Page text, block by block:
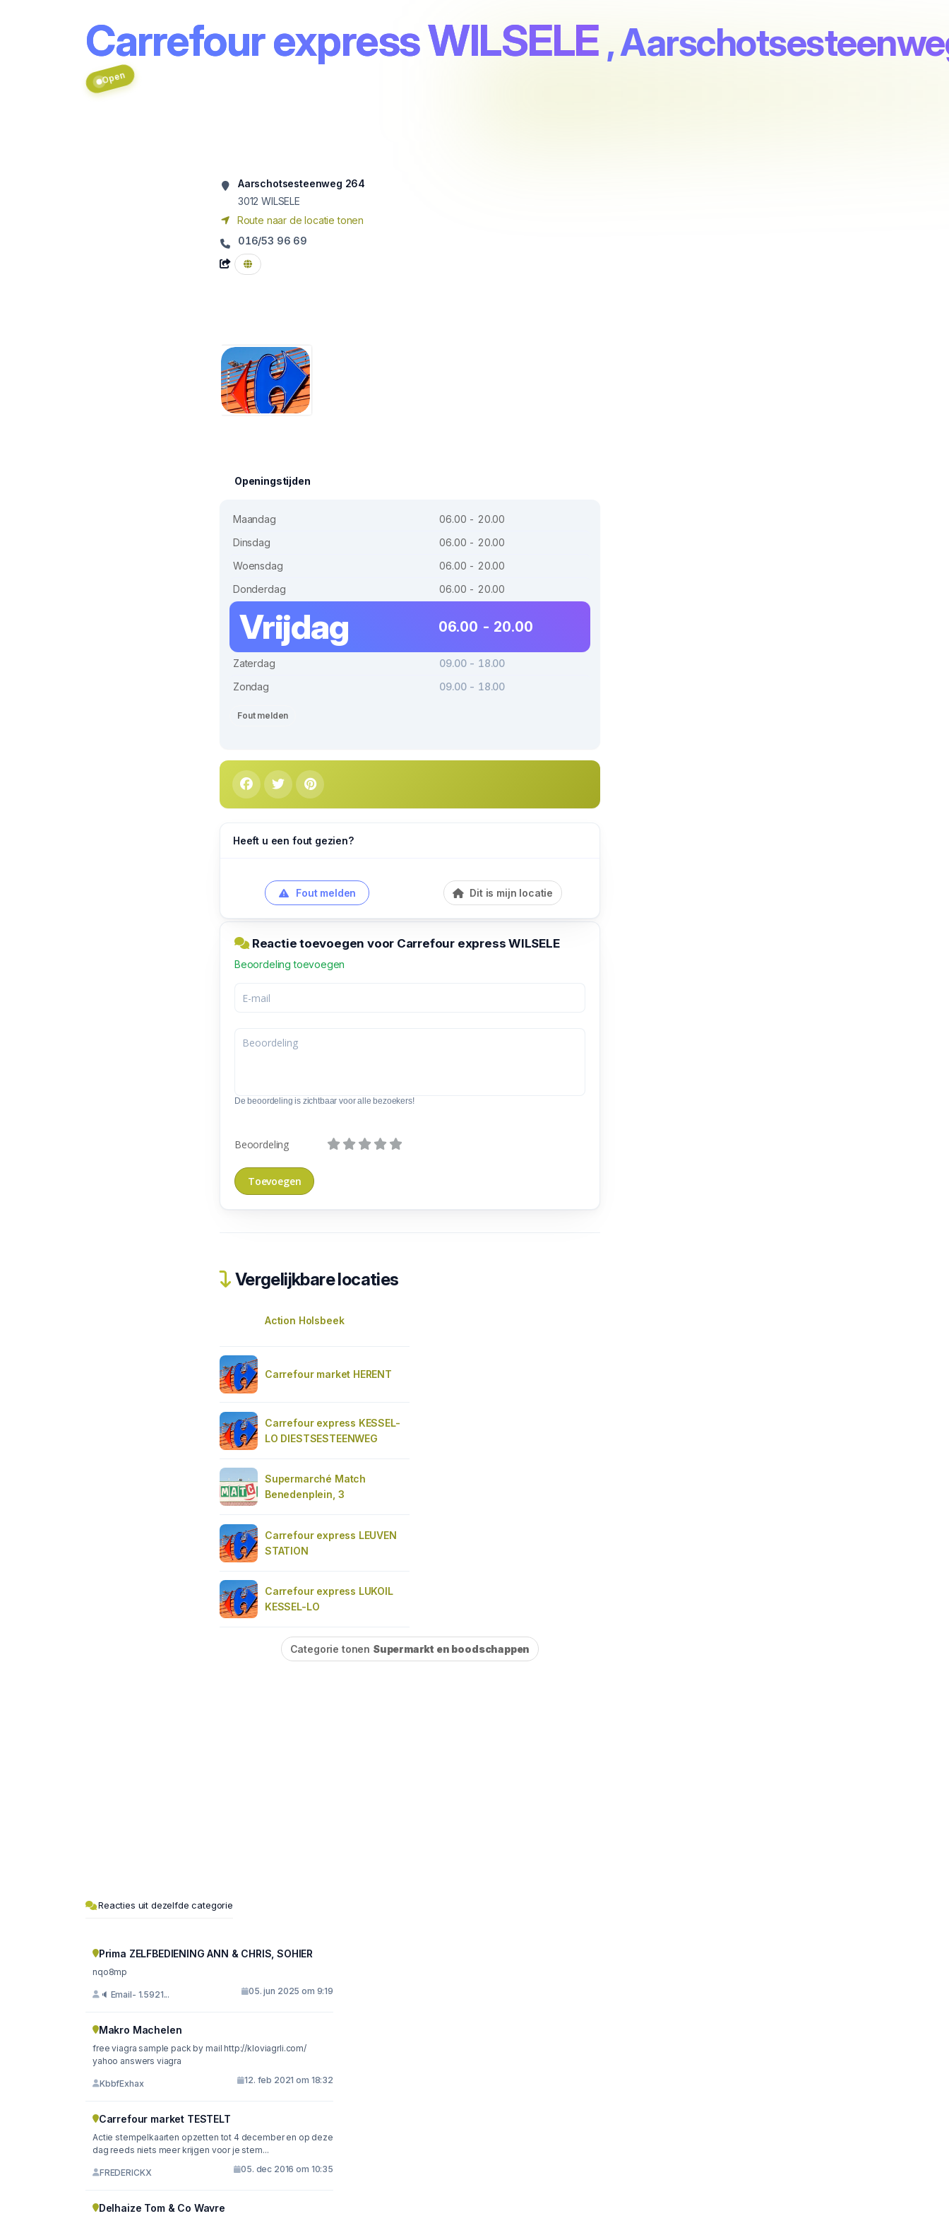
Carrefour express WILSELE ,
Open
Aarschotsesteenweg 264
3012 WILSELE
Route naar de locatie tonen
016/53 96 69
Openingstijden
Maandag
06.00 - 20.00
Dinsdag
06.00 - 20.00
Woensdag
06.00 - 20.00
Donderdag
06.00 - 20.00
Vrijdag 06.00 - 20.00
Zaterdag
09.00 - 18.00
Zondag
09.00 - 18.00
Fout melden
Heeft u een fout gezien?
Fout melden Dit is mijn locatie
Reactie toevoegen voor Carrefour express WILSELE
Beoordeling toevoegen
De beoordeling is zichtbaar voor alle bezoekers!
Beoordeling
Vergelijkbare locaties
Action Holsbeek
Carrefour market HERENT
Carrefour express KESSEL-
LO DIESTSESTEENWEG
Supermarché Match
Benedenplein, 3
Carrefour express LEUVEN
STATION
Carrefour express LUKOIL
KESSEL-LO
Categorie tonen Supermarkt en boodschappen
Reacties uit dezelfde categorie
Prima ZELFBEDIENING ANN & CHRIS, SOHIER
nqo8mp
🔈 Email- 1.5921... 05. jun 2025 om 9:19
Makro Machelen
free viagra sample pack by mail http://kloviagrli.com/
yahoo answers viagra
KbbfExhax 12. feb 2021 om 18:32
Carrefour market TESTELT
Actie stempelkaarten opzetten tot 4 december en op deze
dag reeds niets meer krijgen voor je stem...
FREDERICKX 05. dec 2016 om 10:35
Delhaize Tom & Co Wavre